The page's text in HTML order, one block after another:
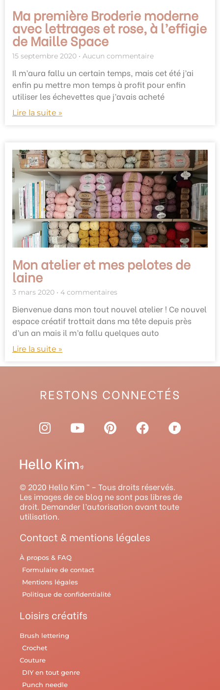
Ma première Broderie moderne
avec lettrages et rose, à l’effigie
de Maille Space
15 septembre 2020 Aucun commentaire
Il m’aura fallu un certain temps, mais cet été j’ai
enfin pu mettre mon temps à profit pour enfin
utiliser les échevettes que j’avais acheté
Lire la suite »
Mon atelier et mes pelotes de
laine
3 mars 2020 4 commentaires
Bienvenue dans mon tout nouvel atelier ! Ce nouvel
espace créatif trottait dans ma tête depuis près
d’un an mais il m’a fallu quelques auto
Lire la suite »
RESTONS CONNECTÉS
I
n
t
a
g
r
a
m
Y
o
t
u
b
e
P
i
r
e
s
F
a
o
o
k
R
a
y
© 2020 Hello Kim ™ – Tous droits réservés.
Les images de ce blog ne sont pas libres de
droit. Demander l’autorisation avant toute
utilisation.
Contact & mentions légales
À propos & FAQ
Formulaire de contact
Mentions légales
Politique de confidentialité
Loisirs créatifs
Brush lettering
Crochet
Couture
DIY en tout genre
Punch needle